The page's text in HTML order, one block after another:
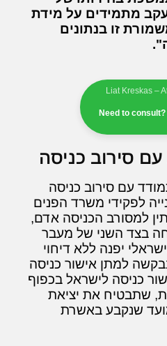
מתמידים על מידת
זו בנתונים
Liat Kreskas –
Need to
סירוב כניסה
עם סירוב כניסה
לפקידי משרד הפנים
למסורב הכניסה אדם,
בצד השני של מעבר
יפנה ללא דיחוי
למתן אישור כניסה
כניסה לישראל בכפוף
שתבטיח את יציאת
שנקבע באשרת